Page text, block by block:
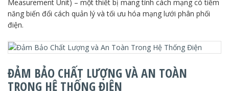
Measurement Unit) – một thiết bị mang tính cách mạng có tiềm
năng biến đổi cách quản lý và tối ưu hóa mạng lưới phân phối
điện.
ĐẢM BẢO CHẤT LƯỢNG VÀ AN TOÀN
TRONG HỆ THỐNG ĐIỆN